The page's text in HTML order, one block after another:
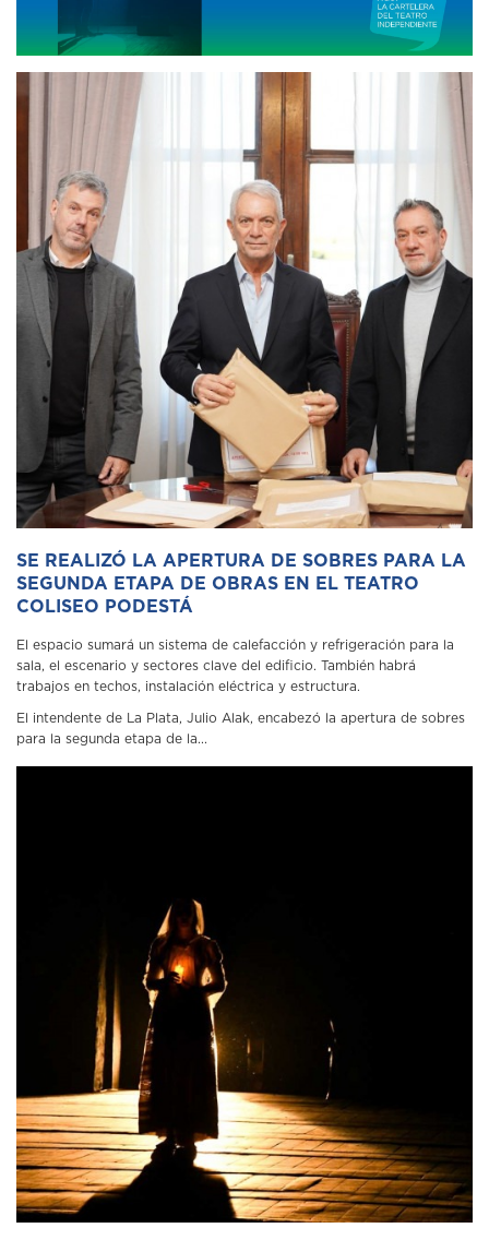
SE REALIZÓ LA APERTURA DE SOBRES PARA LA
SEGUNDA ETAPA DE OBRAS EN EL TEATRO
COLISEO PODESTÁ
El espacio sumará un sistema de calefacción y refrigeración para la
sala, el escenario y sectores clave del edificio. También habrá
trabajos en techos, instalación eléctrica y estructura.
El intendente de La Plata, Julio Alak, encabezó la apertura de sobres
para la segunda etapa de la...